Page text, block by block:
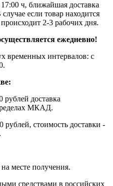
ч, ближайшая доставка
если товар находится
2-3 рабочих дня.
ежедневно!
временных интервалов: с
рублей доставка
МКАД.
стоимость доставки -
месте получения.
средствами в российских